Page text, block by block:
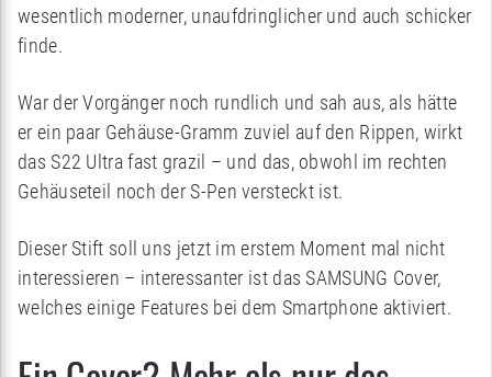
wesentlich moderner, unaufdringlicher und auch schicker
finde.
War der Vorgänger noch rundlich und sah aus, als hätte
er ein paar Gehäuse-Gramm zuviel auf den Rippen, wirkt
das S22 Ultra fast grazil – und das, obwohl im rechten
Gehäuseteil noch der S-Pen versteckt ist.
Dieser Stift soll uns jetzt im erstem Moment mal nicht
interessieren – interessanter ist das SAMSUNG Cover,
welches einige Features bei dem Smartphone aktiviert.